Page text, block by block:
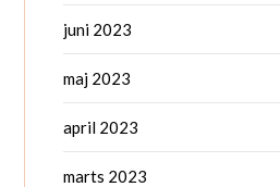
juni 2023
maj 2023
april 2023
marts 2023